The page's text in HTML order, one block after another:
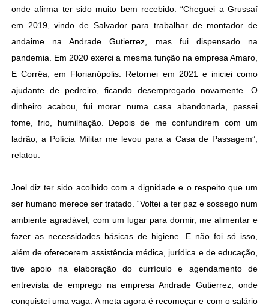
onde afirma ter sido muito bem recebido. “Cheguei a Grussaí
em 2019, vindo de Salvador para trabalhar de montador de
andaime na Andrade Gutierrez, mas fui dispensado na
pandemia. Em 2020 exerci a mesma função na empresa Amaro,
E Corrêa, em Florianópolis. Retornei em 2021 e iniciei como
ajudante de pedreiro, ficando desempregado novamente. O
dinheiro acabou, fui morar numa casa abandonada, passei
fome, frio, humilhação. Depois de me confundirem com um
ladrão, a Polícia Militar me levou para a Casa de Passagem”,
relatou.
Joel diz ter sido acolhido com a dignidade e o respeito que um
ser humano merece ser tratado. “Voltei a ter paz e sossego num
ambiente agradável, com um lugar para dormir, me alimentar e
fazer as necessidades básicas de higiene. E não foi só isso,
além de oferecerem assistência médica, jurídica e de educação,
tive apoio na elaboração do currículo e agendamento de
entrevista de emprego na empresa Andrade Gutierrez, onde
conquistei uma vaga. A meta agora é recomeçar e com o salário